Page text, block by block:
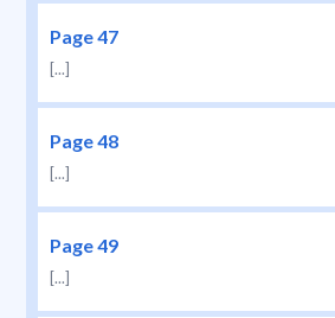
Page 47
[...]
Page 48
[...]
Page 49
[...]